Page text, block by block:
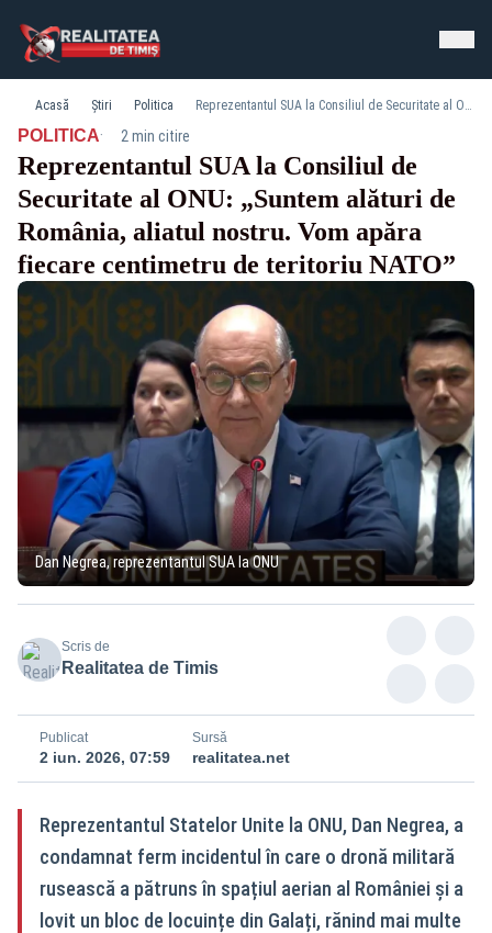
Acasă Știri Politica Reprezentantul SUA la Consiliul de Securitate al ONU: „Suntem alături de România, aliatul nostru. Vom apăra fiecare centimetru de teritoriu NATO”
POLITICA· 2 min citire
Reprezentantul SUA la Consiliul de
Securitate al ONU: „Suntem alături de
România, aliatul nostru. Vom apăra
fiecare centimetru de teritoriu NATO”
Dan Negrea, reprezentantul SUA la ONU
Scris de
Realitatea de Timis
Publicat
2 iun. 2026, 07:59
Sursă
realitatea.net
Reprezentantul Statelor Unite la ONU, Dan Negrea, a
condamnat ferm incidentul în care o dronă militară
rusească a pătruns în spațiul aerian al României și a
lovit un bloc de locuințe din Galați, rănind mai multe